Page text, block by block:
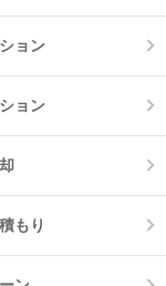
ョン
ョン
もり